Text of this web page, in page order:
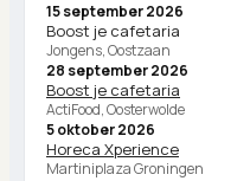
15 september 2026
Boost je cafetaria
Jongens, Oostzaan
28 september 2026
Boost je cafetaria
ActiFood, Oosterwolde
5 oktober 2026
Horeca Xperience
Martiniplaza Groningen